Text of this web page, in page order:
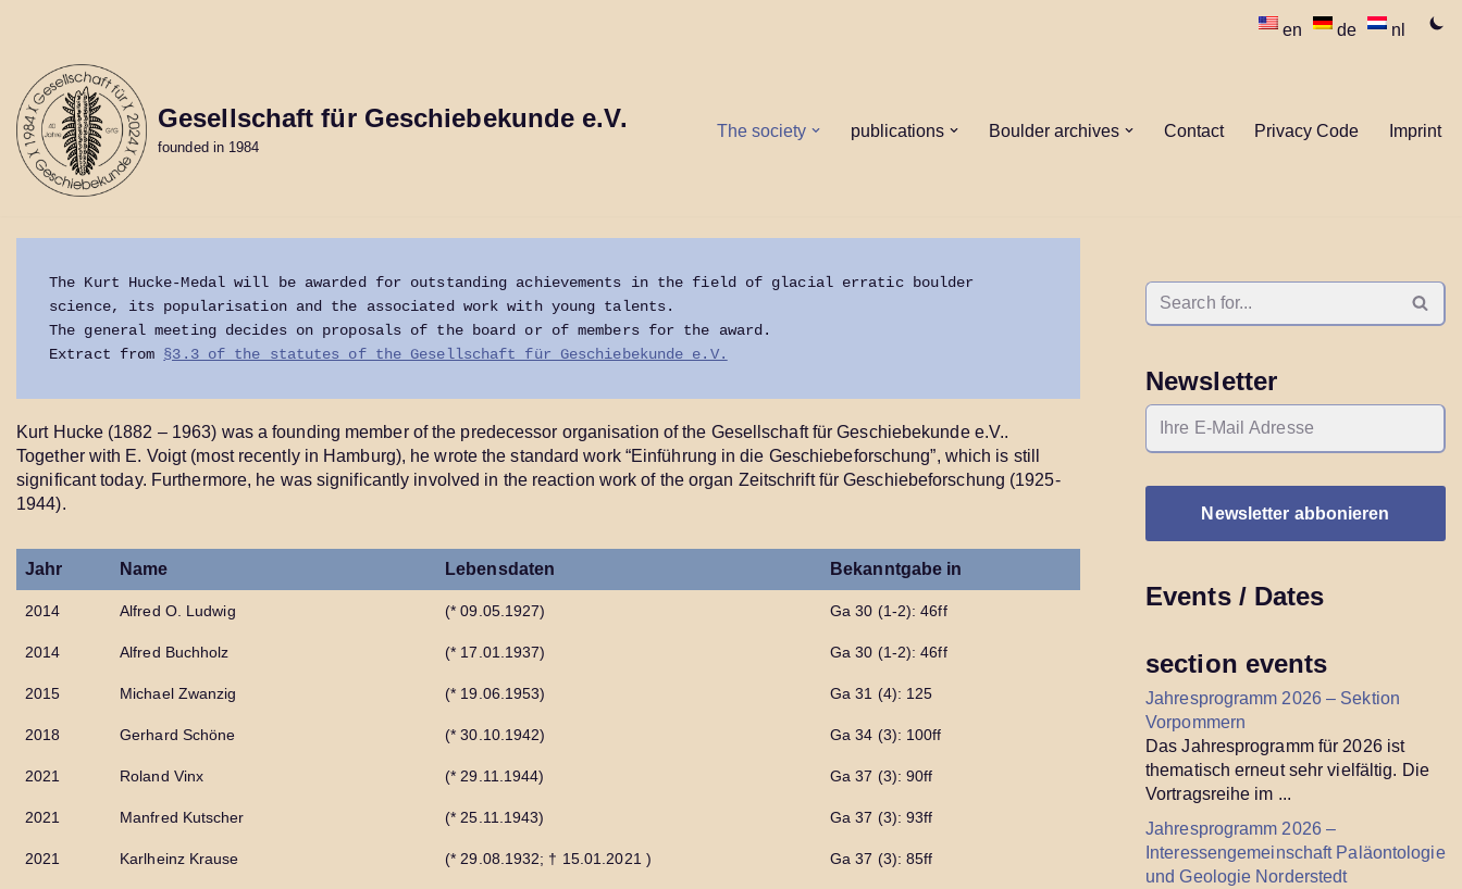
content
en de nl
Gesellschaft für Geschiebekunde e.V.
founded in 1984
The society publications Boulder archives Contact Privacy Code Imprint
The Kurt Hucke-Medal will be awarded for outstanding achievements in the field of glacial erratic boulder
science, its popularisation and the associated work with young talents.
The general meeting decides on proposals of the board or of members for the award.
Extract from §3.3 of the statutes of the Gesellschaft für Geschiebekunde e.V.
Kurt Hucke (1882 – 1963) was a founding member of the predecessor organisation of the Gesellschaft für Geschiebekunde e.V..
Together with E. Voigt (most recently in Hamburg), he wrote the standard work “Einführung in die Geschiebeforschung”, which is still
significant today. Furthermore, he was significantly involved in the reaction work of the organ Zeitschrift für Geschiebeforschung (1925-
1944).
Jahr Name Lebensdaten Bekanntgabe in
2014 Alfred O. Ludwig (* 09.05.1927) Ga 30 (1-2): 46ff
2014 Alfred Buchholz (* 17.01.1937) Ga 30 (1-2): 46ff
2015 Michael Zwanzig (* 19.06.1953) Ga 31 (4): 125
2018 Gerhard Schöne (* 30.10.1942) Ga 34 (3): 100ff
2021 Roland Vinx (* 29.11.1944) Ga 37 (3): 90ff
2021 Manfred Kutscher (* 25.11.1943) Ga 37 (3): 93ff
2021 Karlheinz Krause (* 29.08.1932; † 15.01.2021 ) Ga 37 (3): 85ff
Newsletter
Events / Dates
section events
Jahresprogramm 2026 – Sektion
Vorpommern
Das Jahresprogramm für 2026 ist
thematisch erneut sehr vielfältig. Die
Vortragsreihe im ...
Jahresprogramm 2026 –
Interessengemeinschaft Paläontologie
und Geologie Norderstedt